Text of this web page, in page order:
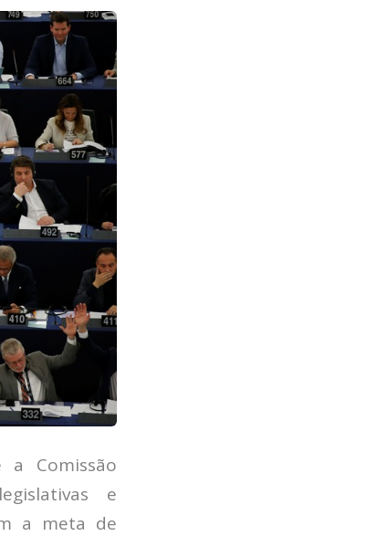
a Comissão
e
a meta de